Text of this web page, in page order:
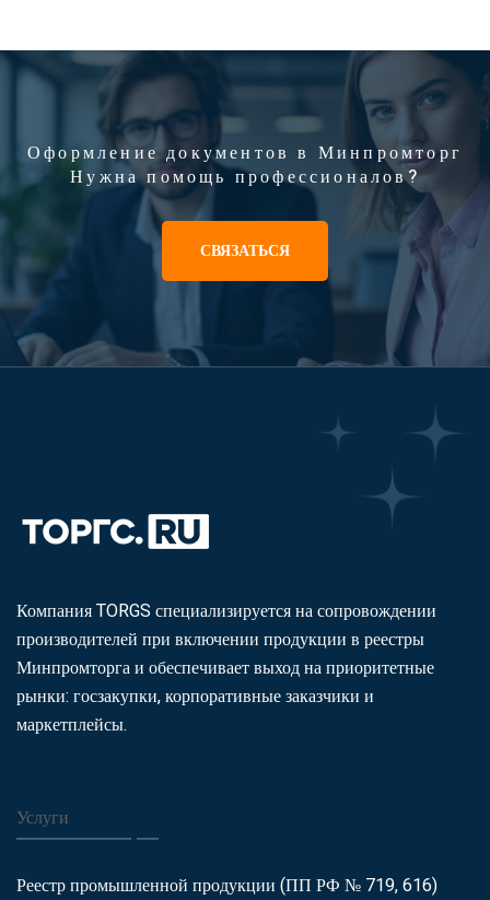
Оформление документов в Минпромторг
Нужна помощь профессионалов?
СВЯЗАТЬСЯ
Компания TORGS специализируется на сопровождении
производителей при включении продукции в реестры
Минпромторга и обеспечивает выход на приоритетные
рынки: госзакупки, корпоративные заказчики и
маркетплейсы.
Услуги
Реестр промышленной продукции (ПП РФ № 719, 616)